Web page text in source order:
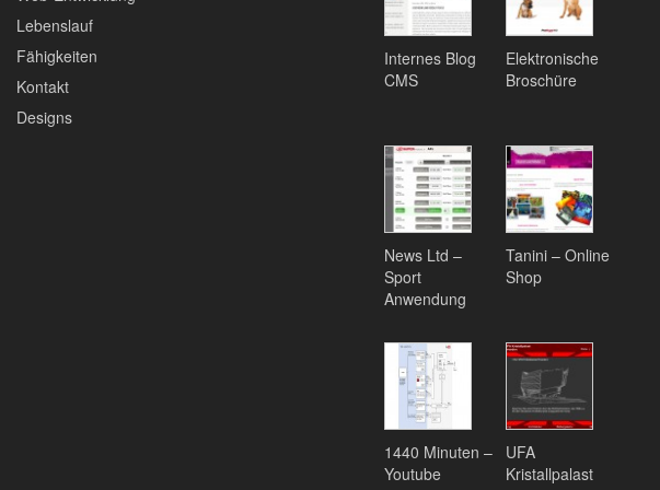
Lebenslauf
Fähigkeiten
Kontakt
Designs
Internes Blog
CMS
Elektronische
Broschüre
News Ltd –
Sport
Anwendung
Tanini – Online
Shop
1440 Minuten –
Youtube
UFA
Kristallpalast